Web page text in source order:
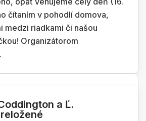
čítaním v pohodlí domova,
medzi riadkami či našou
Organizátorom
a Ľ.